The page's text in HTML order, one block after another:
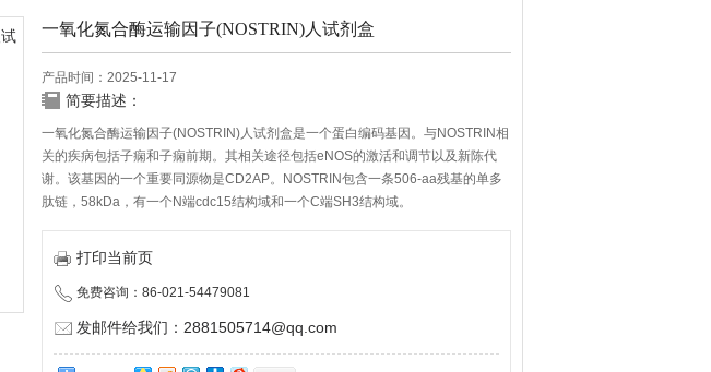
一氧化氮合酶运输因子(NOSTRIN)人试剂盒
产品时间：2025-11-17
简要描述：
一氧化氮合酶运输因子(NOSTRIN)人试剂盒是一个蛋白编码基因。与NOSTRIN相
关的疾病包括子痫和子痫前期。其相关途径包括eNOS的激活和调节以及新陈代
谢。该基因的一个重要同源物是CD2AP。NOSTRIN包含一条506-aa残基的单多
肽链，58kDa，有一个N端cdc15结构域和一个C端SH3结构域。
打印当前页
免费咨询：86-021-54479081
发邮件给我们：2881505714@qq.com